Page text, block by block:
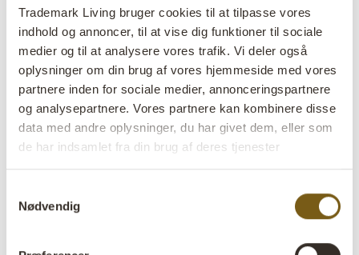
Trademark Living bruger cookies til at tilpasse vores
indhold og annoncer, til at vise dig funktioner til sociale
medier og til at analysere vores trafik. Vi deler også
oplysninger om din brug af vores hjemmeside med vores
partnere inden for sociale medier, annonceringspartnere
og analysepartnere. Vores partnere kan kombinere disse
data med andre oplysninger, du har givet dem, eller som
de har indsamlet fra din brug af deres tjenester
Nødvendig
San Francisco stort rundt
sofabord
lens På lager
Varenr: SG04028
VIGTIGT hvert produkt er unik i farve og finish
Størrelse: